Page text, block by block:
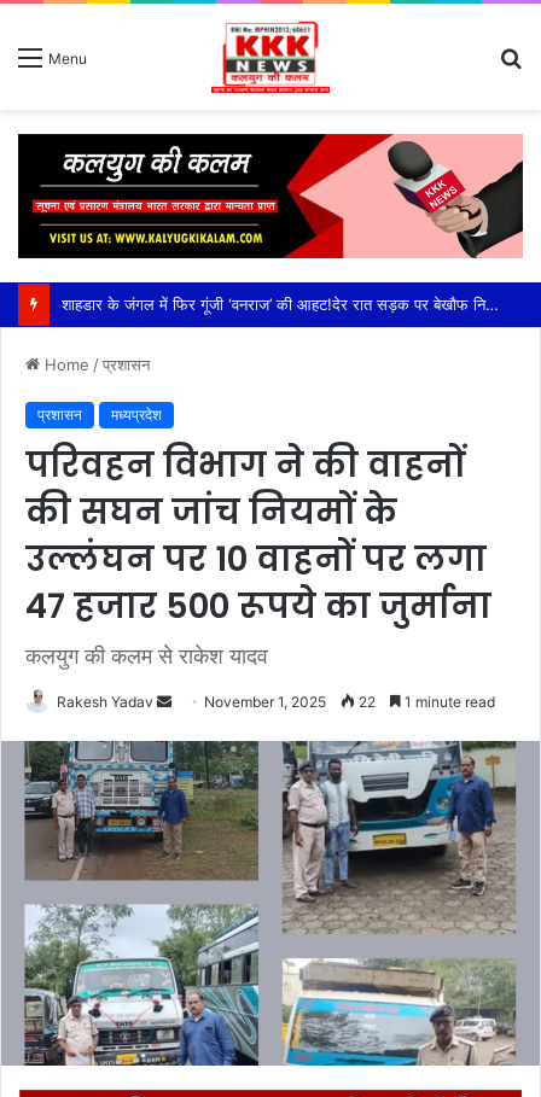
Menu
शाहडार के जंगल में फिर गूंजी ‘वनराज’ की आहट!देर रात सड़क पर बेखौफ निकला विशालकाय बाघ, राहगीरों के कैमरे में कैद हुआ रोमांचक नजारा,कटनी जिले के शाहडार वन क्षेत्र में बढ़ी बाघों की हलचल, सड़क पार कर झाड़ियों में ओझल हुआ टाइगर; वन विभाग ने राहगीरों को किया सतर्क
Home /प्रशासन
प्रशासन मध्यप्रदेश
परिवहन विभाग ने की वाहनों
की सघन जांच नियमों के
उल्‍लंघन पर 10 वाहनों पर लगा
47 हजार 500 रूपये का जुर्माना
कलयुग की कलम से राकेश यादव
Rakesh Yadav
n
d
a
n
e
m
a
i
l
November 1, 2025 22 1 minute read